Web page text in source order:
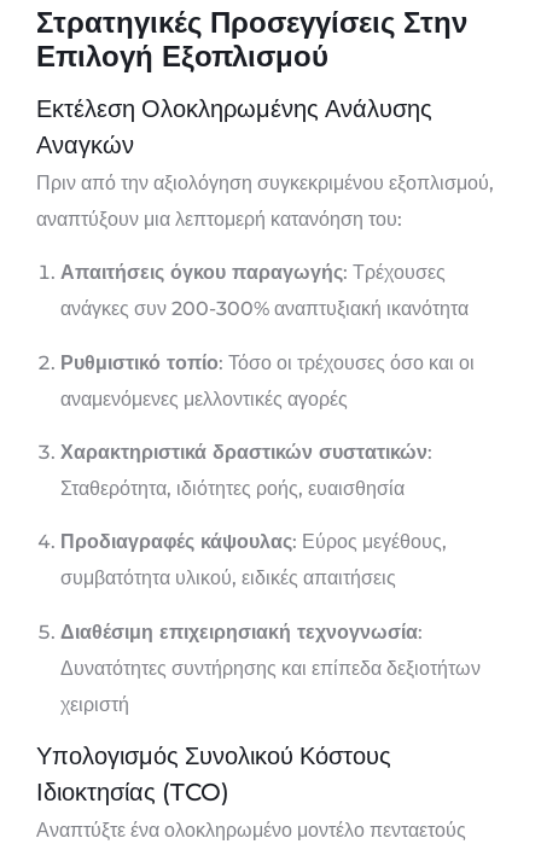
Στρατηγικές Προσεγγίσεις Στην
Επιλογή Εξοπλισμού
Εκτέλεση Ολοκληρωμένης Ανάλυσης
Αναγκών
Πριν από την αξιολόγηση συγκεκριμένου εξοπλισμού,
αναπτύξουν μια λεπτομερή κατανόηση του:
Απαιτήσεις όγκου παραγωγής: Τρέχουσες
ανάγκες συν 200-300% αναπτυξιακή ικανότητα
Ρυθμιστικό τοπίο: Τόσο οι τρέχουσες όσο και οι
αναμενόμενες μελλοντικές αγορές
Χαρακτηριστικά δραστικών συστατικών:
Σταθερότητα, ιδιότητες ροής, ευαισθησία
Προδιαγραφές κάψουλας: Εύρος μεγέθους,
συμβατότητα υλικού, ειδικές απαιτήσεις
Διαθέσιμη επιχειρησιακή τεχνογνωσία:
Δυνατότητες συντήρησης και επίπεδα δεξιοτήτων
χειριστή
Υπολογισμός Συνολικού Κόστους
Ιδιοκτησίας (TCO)
Αναπτύξτε ένα ολοκληρωμένο μοντέλο πενταετούς